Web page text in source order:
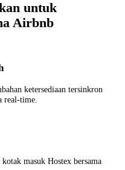
untuk
Airbnb
ketersediaan tersinkron
real-time.
masuk Hostex bersama